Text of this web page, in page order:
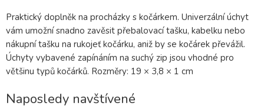
Praktický doplněk na procházky s kočárkem. Univerzální úchyt
vám umožní snadno zavěsit přebalovací tašku, kabelku nebo
nákupní tašku na rukojeť kočárku, aniž by se kočárek převážil.
Úchyty vybavené zapínáním na suchý zip jsou vhodné pro
většinu typů kočárků. Rozměry: 19 × 3,8 × 1 cm
Naposledy navštívené